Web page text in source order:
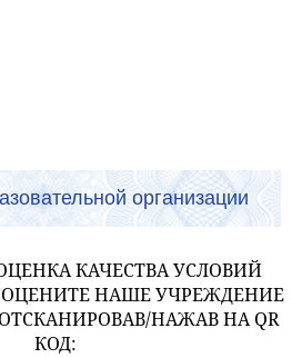
организации
КАЧЕСТВА УСЛОВИЙ
ОЦЕНИТЕ НАШЕ УЧРЕЖДЕНИЕ
НАЖАВ НА QR
КОД: